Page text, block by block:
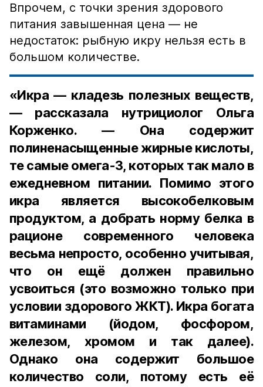
Впрочем, с точки зрения здорового
питания завышенная цена — не
недостаток: рыбную икру нельзя есть в
большом количестве.
«Икра — кладезь полезных веществ,
— рассказала нутрициолог Ольга
Корженко. — Она содержит
полиненасыщенные жирные кислоты,
те самые омега-3, которых так мало в
ежедневном питании. Помимо этого
икра является высокобелковым
продуктом, а добрать норму белка в
рационе современного человека
весьма непросто, особенно учитывая,
что он ещё должен правильно
усвоиться (это возможно только при
условии здорового ЖКТ). Икра богата
витаминами (йодом, фосфором,
железом, хромом и так далее).
Однако она содержит большое
количество соли, потому есть её